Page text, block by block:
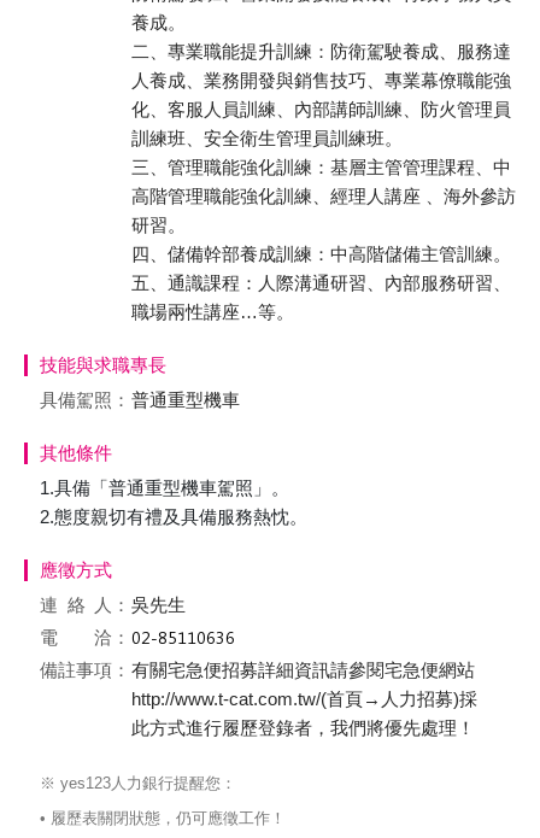
養成。
二、專業職能提升訓練：防衛駕駛養成、服務達
人養成、業務開發與銷售技巧、專業幕僚職能強
化、客服人員訓練、內部講師訓練、防火管理員
訓練班、安全衛生管理員訓練班。
三、管理職能強化訓練：基層主管管理課程、中
高階管理職能強化訓練、經理人講座 、海外參訪
研習。
四、儲備幹部養成訓練：中高階儲備主管訓練。
五、通識課程：人際溝通研習、內部服務研習、
職場兩性講座…等。
技能與求職專長
具備駕照： 普通重型機車
其他條件
1.具備「普通重型機車駕照」。
2.態度親切有禮及具備服務熱忱。
應徵方式
連絡
人： 吳先生
電 洽：
備註事項： 有關宅急便招募詳細資訊請參閱宅急便網站
http://www.t-cat.com.tw/(首頁→人力招募)採
此方式進行履歷登錄者，我們將優先處理！
※ yes123人力銀行提醒您：
• 履歷表關閉狀態，仍可應徵工作！